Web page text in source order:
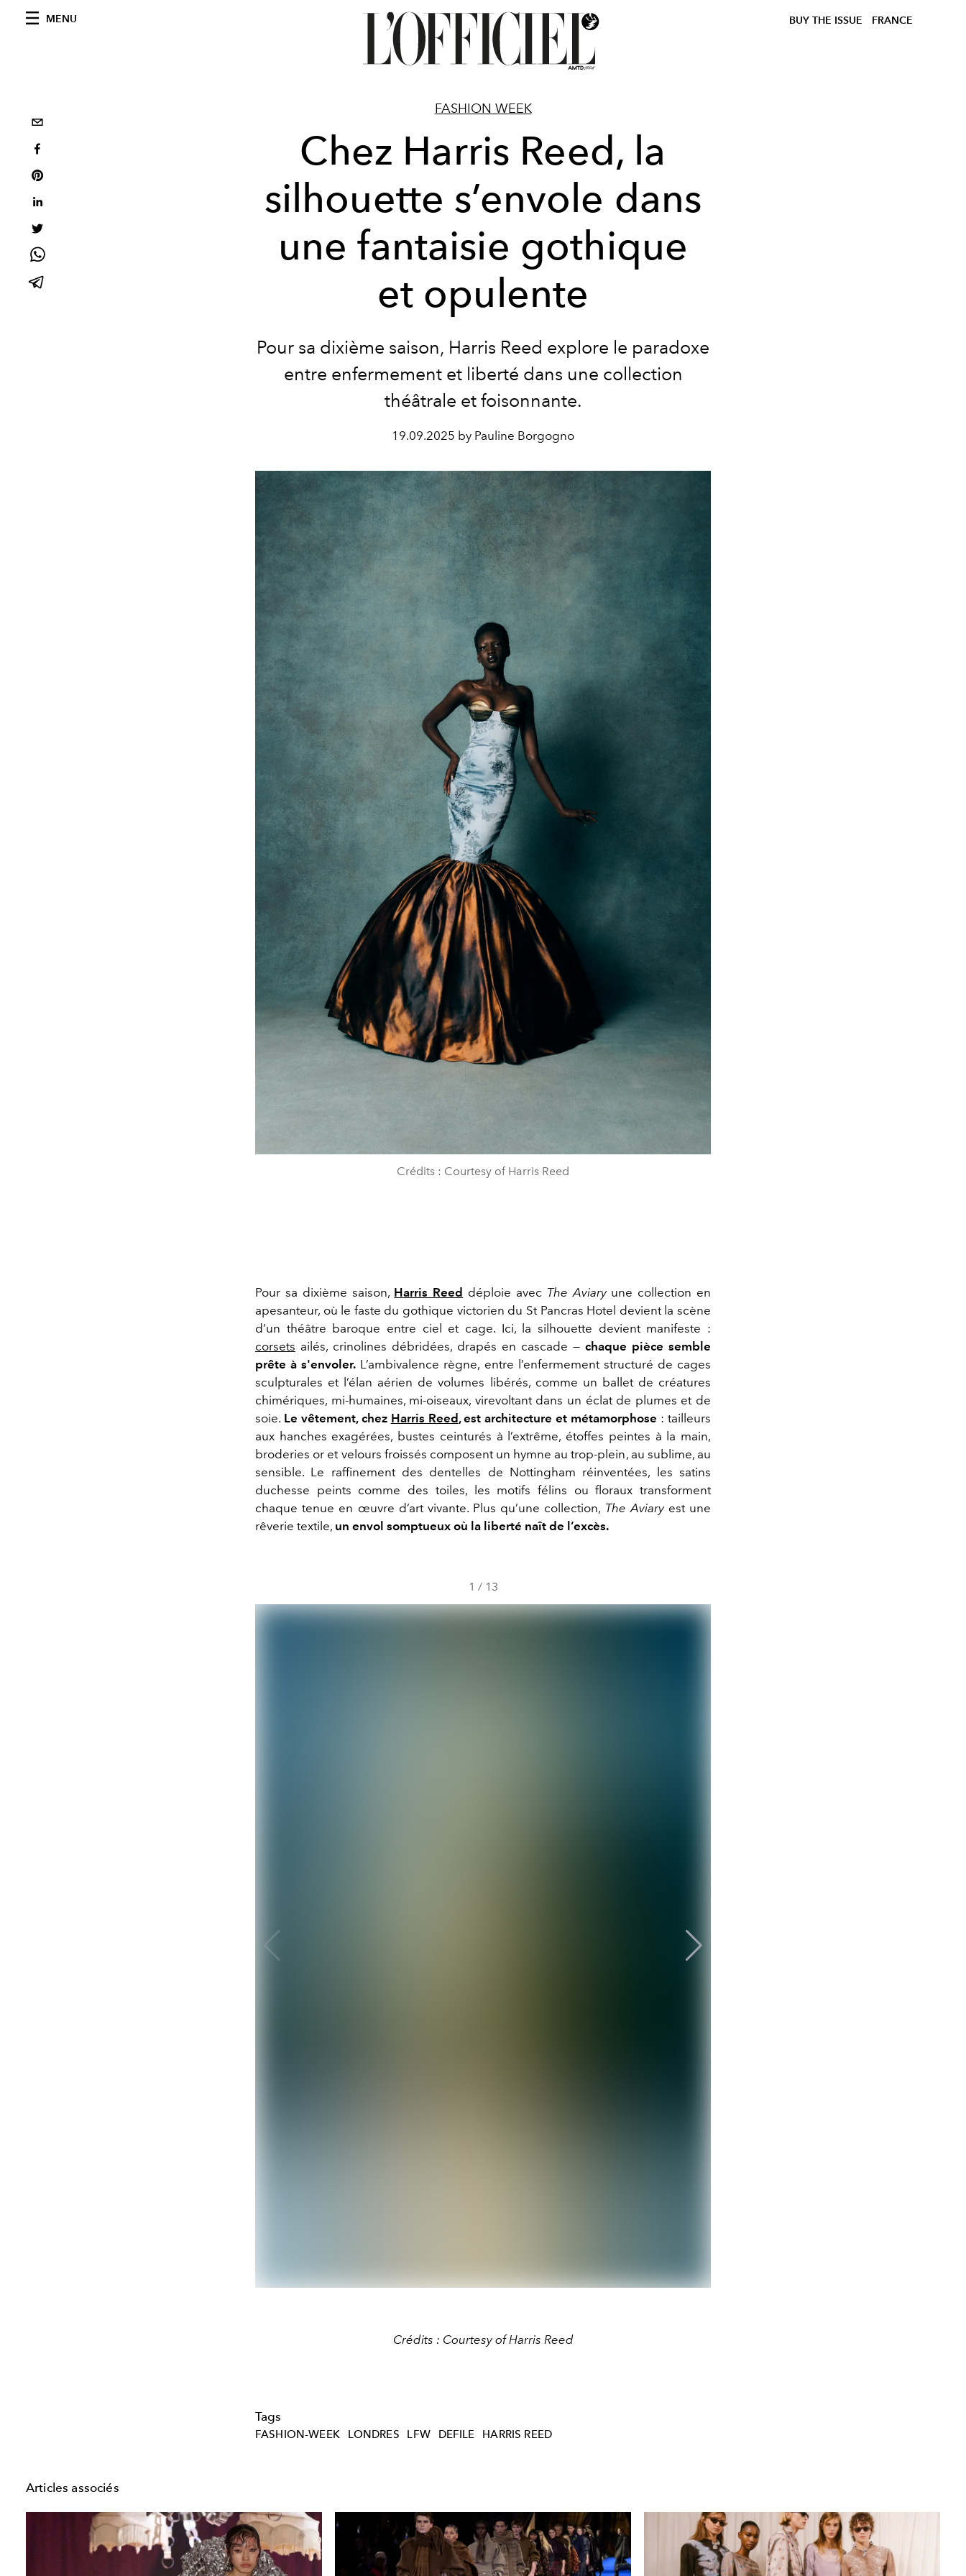
MENU BUY THE ISSUE FRANCE
FASHION WEEK
Chez Harris Reed, la
silhouette s’envole dans
une fantaisie gothique
et opulente
Pour sa dixième saison, Harris Reed explore le paradoxe
entre enfermement et liberté dans une collection
théâtrale et foisonnante.
19.09.2025 by Pauline Borgogno
Crédits : Courtesy of Harris Reed
Pour sa dixième saison, Harris Reed déploie avec The Aviaryune collection en
apesanteur, où le faste du gothique victorien du St Pancras Hotel devient la scène
d’un théâtre baroque entre ciel et cage. Ici, la silhouette devient manifeste :
corsets ailés, crinolines débridées, drapés en cascade — chaque pièce semble
prête à s'envoler. L’ambivalence règne, entre l’enfermement structuré de cages
sculpturales et l’élan aérien de volumes libérés, comme un ballet de créatures
chimériques, mi-humaines, mi-oiseaux, virevoltant dans un éclat de plumes et de
soie. Le vêtement, chez Harris Reed, est architecture et métamorphose : tailleurs
aux hanches exagérées, bustes ceinturés à l’extrême, étoffes peintes à la main,
broderies or et velours froissés composent un hymne au trop-plein, au sublime, au
sensible. Le raffinement des dentelles de Nottingham réinventées, les satins
duchesse peints comme des toiles, les motifs félins ou floraux transforment
chaque tenue en œuvre d’art vivante. Plus qu’une collection, The Aviaryest une
rêverie textile, un envol somptueux où la liberté naît de l’excès.
1 / 13
Crédits : Courtesy of Harris Reed
Tags
FASHION-WEEK LONDRES LFW DEFILE HARRIS REED
Articles associés